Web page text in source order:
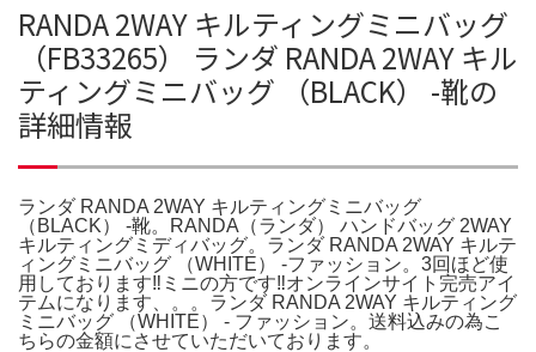
RANDA 2WAY キルティングミニバッグ
（FB33265） ランダ RANDA 2WAY キル
ティングミニバッグ （BLACK） -靴の
詳細情報
ランダ RANDA 2WAY キルティングミニバッグ
（BLACK） -靴。RANDA（ランダ） ハンドバッグ 2WAY
キルティングミディバッグ。ランダ RANDA 2WAY キルテ
ィングミニバッグ （WHITE） -ファッション。3回ほど使
用しております‼︎ミニの方です‼︎オンラインサイト完売アイ
テムになります、。。ランダ RANDA 2WAY キルティング
ミニバッグ （WHITE） - ファッション。送料込みの為こ
ちらの金額にさせていただいております。